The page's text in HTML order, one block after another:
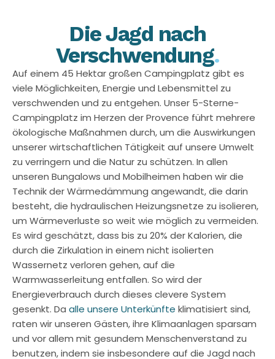
Die Jagd nach
Verschwendung.
Auf einem 45 Hektar großen Campingplatz gibt es
viele Möglichkeiten, Energie und Lebensmittel zu
verschwenden und zu entgehen. Unser 5-Sterne-
Campingplatz im Herzen der Provence führt mehrere
ökologische Maßnahmen durch, um die Auswirkungen
unserer wirtschaftlichen Tätigkeit auf unsere Umwelt
zu verringern und die Natur zu schützen. In allen
unseren Bungalows und Mobilheimen haben wir die
Technik der Wärmedämmung angewandt, die darin
besteht, die hydraulischen Heizungsnetze zu isolieren,
um Wärmeverluste so weit wie möglich zu vermeiden.
Es wird geschätzt, dass bis zu 20% der Kalorien, die
durch die Zirkulation in einem nicht isolierten
Wassernetz verloren gehen, auf die
Warmwasserleitung entfallen. So wird der
Energieverbrauch durch dieses clevere System
gesenkt. Da alle unsere Unterkünfte klimatisiert sind,
raten wir unseren Gästen, ihre Klimaanlagen sparsam
und vor allem mit gesundem Menschenverstand zu
benutzen, indem sie insbesondere auf die Jagd nach